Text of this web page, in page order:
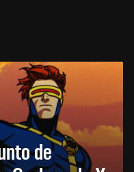
de